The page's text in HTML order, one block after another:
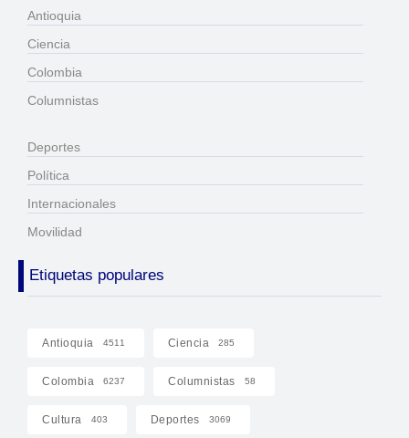
Antioquia
Ciencia
Colombia
Columnistas
Deportes
Política
Internacionales
Movilidad
Etiquetas populares
Antioquia 4511 Ciencia 285
Colombia 6237 Columnistas 58
Cultura 403 Deportes 3069